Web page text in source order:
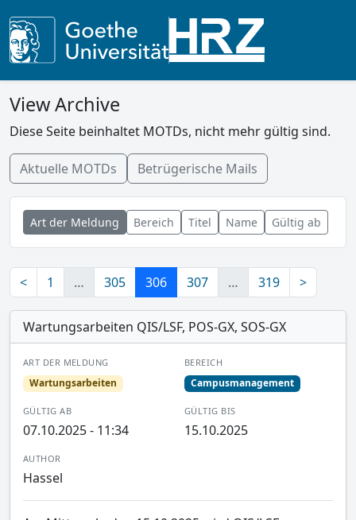
View Archive
Diese Seite beinhaltet MOTDs, nicht mehr gültig sind.
Aktuelle MOTDs Betrügerische Mails
Art der Meldung Bereich Titel Name Gültig ab
< 1 … 305 306 307 … 319 >
Wartungsarbeiten QIS/LSF, POS-GX, SOS-GX
ART DER MELDUNG
Wartungsarbeiten
BEREICH
Campusmanagement
GÜLTIG AB
07.10.2025 - 11:34
GÜLTIG BIS
15.10.2025
AUTHOR
Hassel